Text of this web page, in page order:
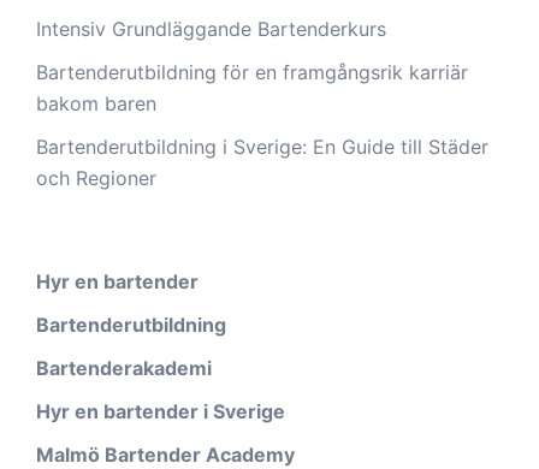
Intensiv Grundläggande Bartenderkurs
Bartenderutbildning för en framgångsrik karriär
bakom baren
Bartenderutbildning i Sverige: En Guide till Städer
och Regioner
Hyr en bartender
Bartenderutbildning
Bartenderakademi
Hyr en bartender i Sverige
Malmö Bartender Academy